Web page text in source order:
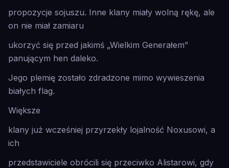
propozycje sojuszu. Inne klany miały wolną rękę, ale
on nie miał zamiaru
ukorzyć się przed jakimś „Wielkim Generałem”
panującym hen daleko.
Jego plemię zostało zdradzone mimo wywieszenia
białych flag.
Większe
klany już wcześniej przyrzekły lojalność Noxusowi, a
ich
przedstawiciele obrócili się przeciwko Alistarowi, gdy